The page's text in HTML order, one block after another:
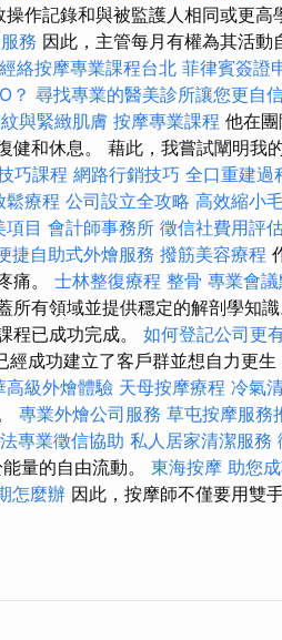
作記錄和與被監護人相同或更高
務 因此，主管每月有權為其活動
經絡按摩專業課程台北 菲律賓簽證
？ 尋找專業的醫美診所讓您更自
與緊緻肌膚 按摩專業課程 他在
健和休息。 藉此，我嘗試闡明我
巧課程 網路行銷技巧 全口重建過
鬆療程 公司設立全攻略 高效縮小
目 會計師事務所 徵信社費用評
捷自助式外燴服務 撥筋美容療程
痛。 士林整復療程 整骨 專業會
所有領域並提供穩定的解剖學知
程已成功完成。 如何登記公司更
經成功建立了客戶群並想自力更生
高級外燴體驗 天母按摩療程 冷氣
專業外燴公司服務 草屯按摩服務
專業徵信協助 私人居家清潔服務
量的自由流動。 東海按摩 助您
怎麼辦 因此，按摩師不僅要用雙